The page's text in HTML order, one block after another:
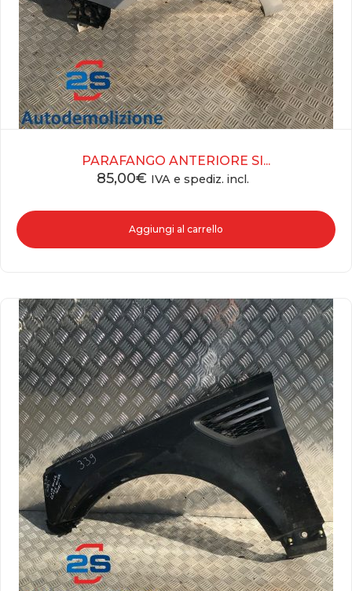
PARAFANGO ANTERIORE SI...
85,00€ IVA e spediz. incl.
Aggiungi al carrello